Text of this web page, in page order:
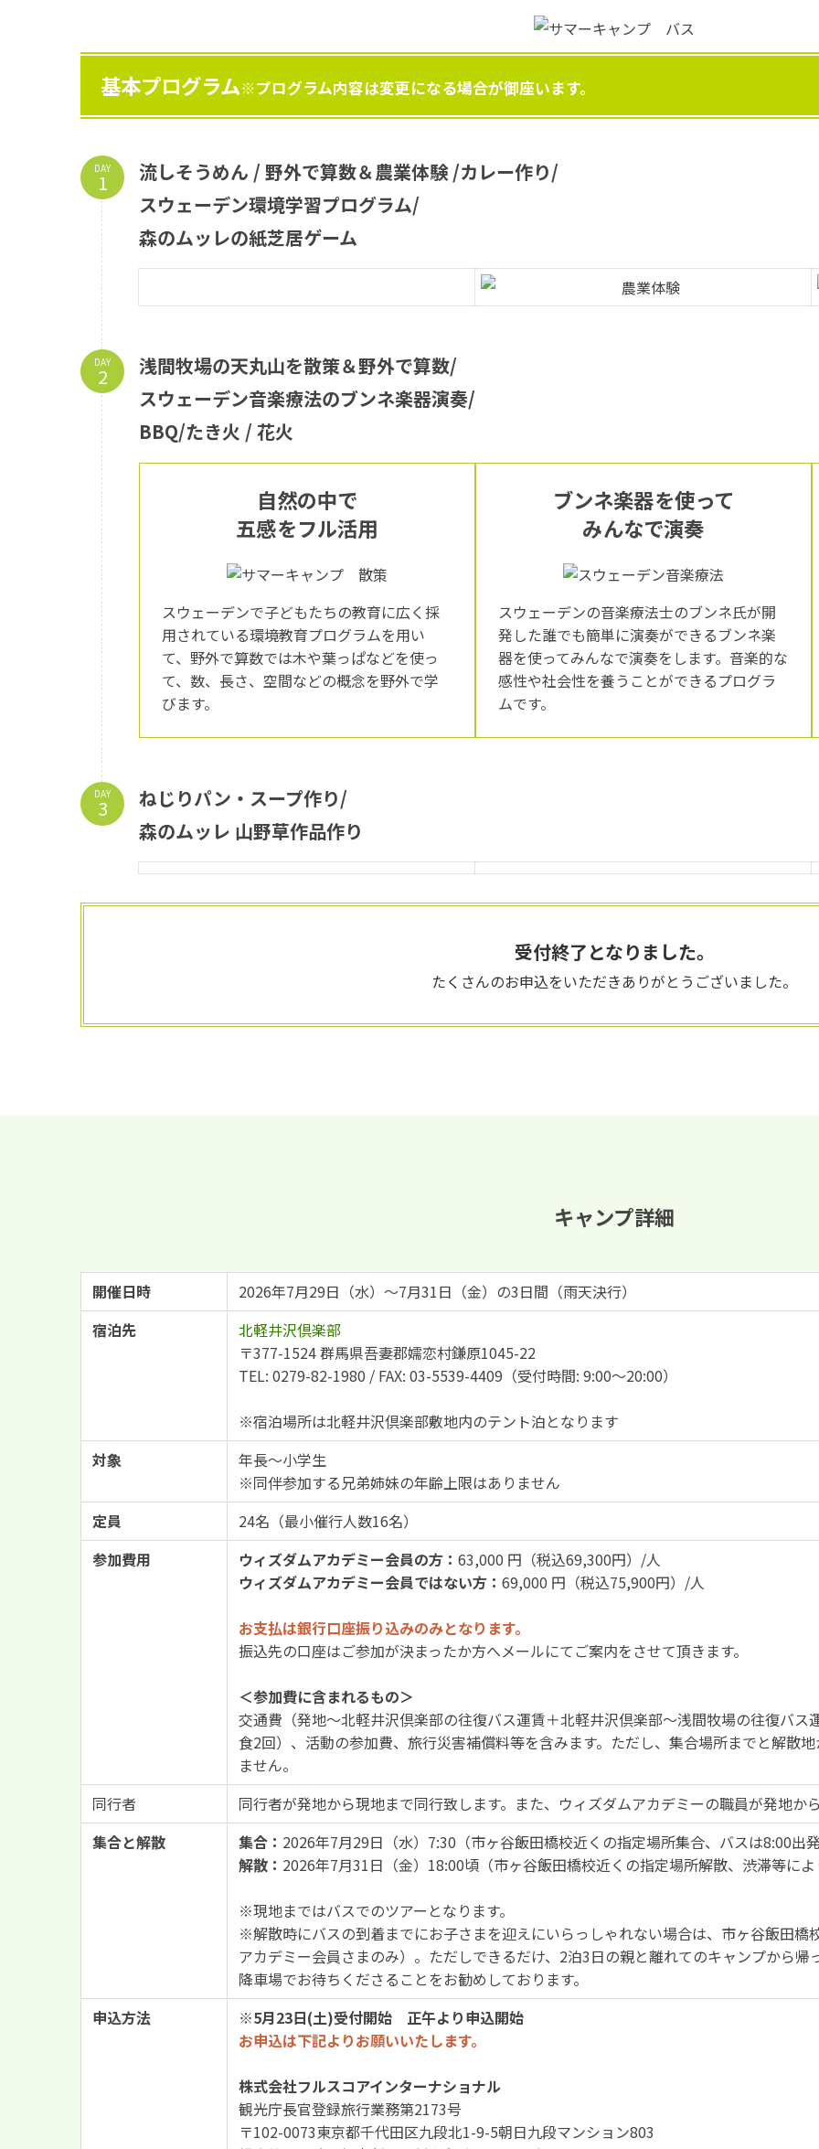
基本プログラム※プログラム内容は変更になる場合が御座います。
DAY
流しそうめん / 野外で算数＆農業体験 /カレー作り/
スウェーデン環境学習プログラム/
森のムッレの紙芝居ゲーム
DAY
浅間牧場の天丸山を散策＆野外で算数/
スウェーデン音楽療法のブンネ楽器演奏/
BBQ/たき火 / 花火
自然の中で
五感をフル活用
スウェーデンで子どもたちの教育に広く採
用されている環境教育プログラムを用い
て、野外で算数では木や葉っぱなどを使っ
て、数、長さ、空間などの概念を野外で学
びます。
ブンネ楽器を使って
みんなで演奏
スウェーデンの音楽療法士のブンネ氏が開
発した誰でも簡単に演奏ができるブンネ楽
器を使ってみんなで演奏をします。音楽的な
感性や社会性を養うことができるプログラ
ムです。
DAY
ねじりパン・スープ作り/
森のムッレ 山野草作品作り
受付終了となりました。
たくさんのお申込をいただきありがとうございました。
キャンプ詳細
開催日時
2026年7月29日（水）～7月31日（金）の3日間（雨天決行）
宿泊先
北軽井沢倶楽部
〒377-1524 群馬県吾妻郡嬬恋村鎌原1045-22
TEL: 0279-82-1980 / FAX: 03-5539-4409（受付時間: 9:00～20:00）
※宿泊場所は北軽井沢倶楽部敷地内のテント泊となります
対象
年長～小学生
※同伴参加する兄弟姉妹の年齢上限はありません
定員
24名（最小催行人数16名）
参加費用
ウィズダムアカデミー会員の方： 63,000 円（税込69,300円）/人
ウィズダムアカデミー会員ではない方： 69,000 円（税込75,900円）/人
お支払は銀行口座振り込みのみとなります。
振込先の口座はご参加が決まったか方へメールにてご案内をさせて頂きます。
＜参加費に含まれるもの＞
交通費（発地～北軽井沢倶楽部の往復バス運賃＋北軽井沢倶楽部～浅間牧場の往復バ
食2回）、活動の参加費、旅行災害補償料等を含みます。ただし、集合場所までと解散
ません。
同行者
同行者が発地から現地まで同行致します。また、ウィズダムアカデミーの職員が発地か
集合と解散
集合： 2026年7月29日（水）7:30（市ヶ谷飯田橋校近くの指定場所集合、バスは8:00出発
解散： 2026年7月31日（金）18:00頃（市ヶ谷飯田橋校近くの指定場所解散、渋滞等によ
※現地まではバスでのツアーとなります。
※解散時にバスの到着までにお子さまを迎えにいらっしゃれない場合は、市ヶ谷飯田橋
アカデミー会員さまのみ）。ただしできるだけ、2泊3日の親と離れてのキャンプから帰
降車場でお待ちくださることをお勧めしております。
申込方法
※5月23日(土)受付開始 正午より申込開始
お申込は下記よりお願いいたします。
株式会社フルスコアインターナショナル
観光庁長官登録旅行業務第2173号
〒102-0073東京都千代田区九段北1-9-5朝日九段マンション803